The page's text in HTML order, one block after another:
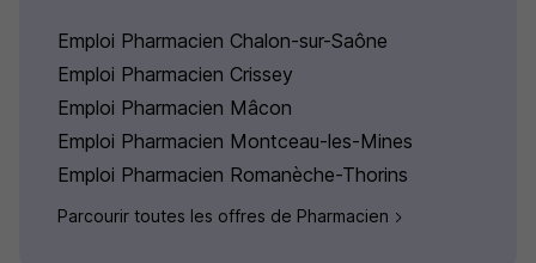
Emploi Pharmacien Chalon-sur-Saône
Emploi Pharmacien Crissey
Emploi Pharmacien Mâcon
Emploi Pharmacien Montceau-les-Mines
Emploi Pharmacien Romanèche-Thorins
Parcourir toutes les offres de Pharmacien